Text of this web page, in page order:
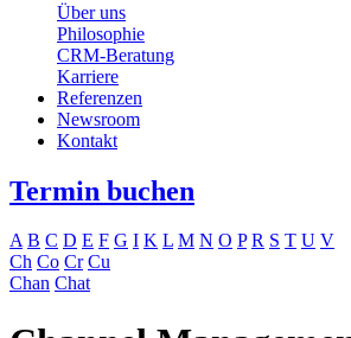
Über uns
Philosophie
CRM-Beratung
Karriere
Referenzen
Newsroom
Kontakt
Termin buchen
A B C D E F G I K L M N O P R S T U V
Ch Co Cr Cu
Chan Chat